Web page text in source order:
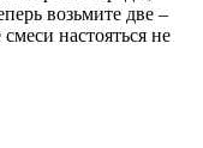
возьмите две –
настояться не